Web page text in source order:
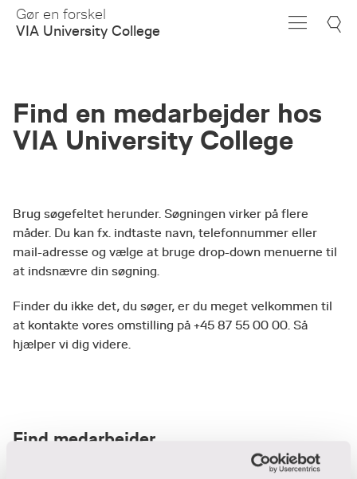
Skip
Main
Gør en forskel
VIA University College
Find en medarbejder hos
VIA University College
Brug søgefeltet herunder. Søgningen virker på flere
måder. Du kan fx. indtaste navn, telefonnummer eller
mail-adresse og vælge at bruge drop-down menuerne til
at indsnævre din søgning.
Finder du ikke det, du søger, er du meget velkommen til
at kontakte vores omstilling på +45 87 55 00 00. Så
hjælper vi dig videre.
Find medarbejder